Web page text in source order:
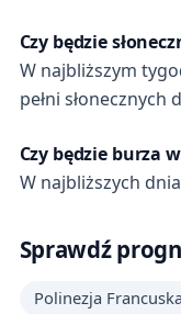
Czy będzie
W najbliższym
pełni słonecznych
Czy będzie burza
W najbliższych
Sprawdź
Polinezja Francuska